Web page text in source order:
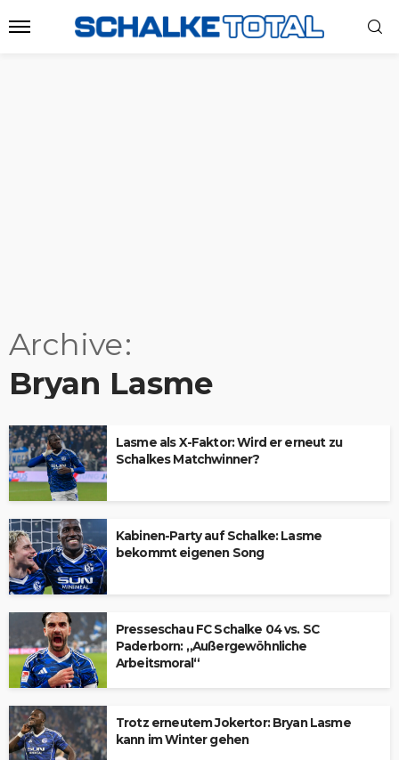
Archive
Bryan Lasme
Lasme als X-Faktor: Wird er erneut zu
Schalkes Matchwinner?
Kabinen-Party auf Schalke: Lasme
bekommt eigenen Song
Presseschau FC Schalke 04 vs. SC
Paderborn: „Außergewöhnliche
Arbeitsmoral“
Trotz erneutem Jokertor: Bryan Lasme
kann im Winter gehen